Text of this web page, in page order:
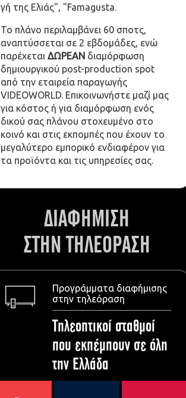
γή της Ελιάς", "Famagusta.
Το πλάνο περιλαμβάνει 60 σποτς,
αναπτύσσεται σε 2 εβδομάδες, ενώ
παρέχεται ΔΩΡΕΑΝ διαμόρφωση
δημιουργικού post-production spot
από την εταιρεία παραγωγής
VIDEOWORLD. Επικοινωνήστε μαζί μας
για κόστος ή για διαμόρφωση ενός
δικού σας πλάνου στοχευμένο στο
κοινό και στις εκπομπές που έχουν το
μεγαλύτερο εμπορικό ενδιαφέρον για
τα προϊόντα και τις υπηρεσίες σας.
ΔΙΑΦΗΜΙΣΗ
ΣΤΗΝ ΤΗΛΕΟΡΑΣΗ
Προγράμματα διαφήμισης
στην τηλεόραση
Τηλεοπτικοί σταθμοί
που εκπέμπουν σε όλη
την Ελλάδα